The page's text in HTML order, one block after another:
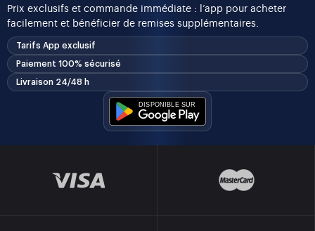
Prix exclusifs et commande immédiate : l’app pour acheter
facilement et bénéficier de remises supplémentaires.
Tarifs App exclusif
Paiement 100% sécurisé
Livraison 24/48 h